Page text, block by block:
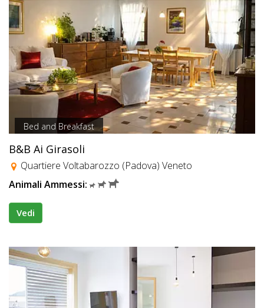
Bed and Breakfast
B&B Ai Girasoli
Quartiere Voltabarozzo (Padova) Veneto
Animali Ammessi:
Vedi